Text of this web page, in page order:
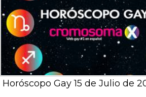
Horóscopo Gay 15 de Julio de